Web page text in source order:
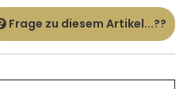
Frage zu diesem Artikel...??